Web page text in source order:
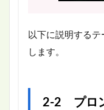
以下に説明するテ
します。
2-2 プロ